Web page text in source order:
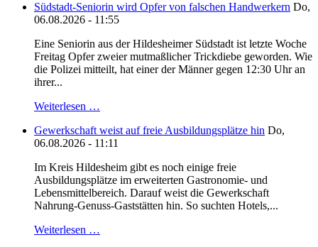
Südstadt-Seniorin wird Opfer von falschen Handwerkern Do,
06.08.2026 - 11:55
Eine Seniorin aus der Hildesheimer Südstadt ist letzte Woche
Freitag Opfer zweier mutmaßlicher Trickdiebe geworden. Wie
die Polizei mitteilt, hat einer der Männer gegen 12:30 Uhr an
ihrer...
Weiterlesen …
Gewerkschaft weist auf freie Ausbildungsplätze hin Do,
06.08.2026 - 11:11
Im Kreis Hildesheim gibt es noch einige freie
Ausbildungsplätze im erweiterten Gastronomie- und
Lebensmittelbereich. Darauf weist die Gewerkschaft
Nahrung-Genuss-Gaststätten hin. So suchten Hotels,...
Weiterlesen …